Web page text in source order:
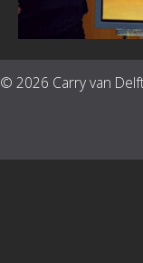
© 2026 Carry van